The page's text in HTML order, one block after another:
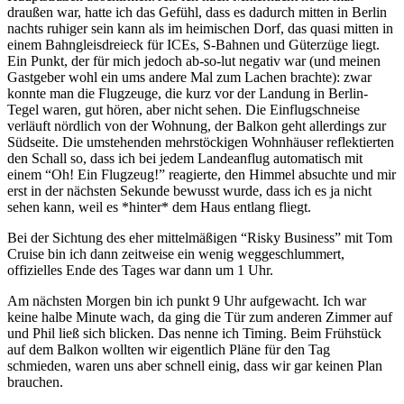
draußen war, hatte ich das Gefühl, dass es dadurch mitten in Berlin
nachts ruhiger sein kann als im heimischen Dorf, das quasi mitten in
einem Bahngleisdreieck für ICEs, S-Bahnen und Güterzüge liegt.
Ein Punkt, der für mich jedoch ab-so-lut negativ war (und meinen
Gastgeber wohl ein ums andere Mal zum Lachen brachte): zwar
konnte man die Flugzeuge, die kurz vor der Landung in Berlin-
Tegel waren, gut hören, aber nicht sehen. Die Einflugschneise
verläuft nördlich von der Wohnung, der Balkon geht allerdings zur
Südseite. Die umstehenden mehrstöckigen Wohnhäuser reflektierten
den Schall so, dass ich bei jedem Landeanflug automatisch mit
einem “Oh! Ein Flugzeug!” reagierte, den Himmel absuchte und mir
erst in der nächsten Sekunde bewusst wurde, dass ich es ja nicht
sehen kann, weil es *hinter* dem Haus entlang fliegt.
Bei der Sichtung des eher mittelmäßigen “Risky Business” mit Tom
Cruise bin ich dann zeitweise ein wenig weggeschlummert,
offizielles Ende des Tages war dann um 1 Uhr.
Am nächsten Morgen bin ich punkt 9 Uhr aufgewacht. Ich war
keine halbe Minute wach, da ging die Tür zum anderen Zimmer auf
und Phil ließ sich blicken. Das nenne ich Timing. Beim Frühstück
auf dem Balkon wollten wir eigentlich Pläne für den Tag
schmieden, waren uns aber schnell einig, dass wir gar keinen Plan
brauchen.